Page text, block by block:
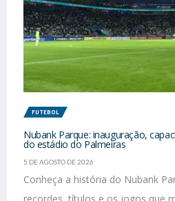
FUTEBOL
Nubank Parque: inauguração,
do estádio do Palmeiras
5 DE AGOSTO DE 2026
Conheça a história do Nubank